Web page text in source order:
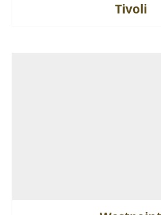
Tivoli